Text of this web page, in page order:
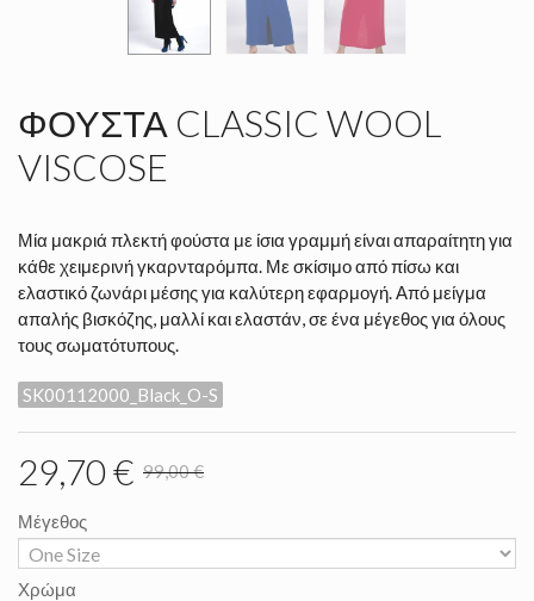
ΦΟΎΣΤΑ CLASSIC WOOL
VISCOSE
Μία μακριά πλεκτή φούστα με ίσια γραμμή είναι απαραίτητη για
κάθε χειμερινή γκαρνταρόμπα. Με σκίσιμο από πίσω και
ελαστικό ζωνάρι μέσης για καλύτερη εφαρμογή. Από μείγμα
απαλής βισκόζης, μαλλί και ελαστάν, σε ένα μέγεθος για όλους
τους σωματότυπους.
SK00112000_Black_O-S
29,70 € 99,00 €
Μέγεθος
Χρώμα